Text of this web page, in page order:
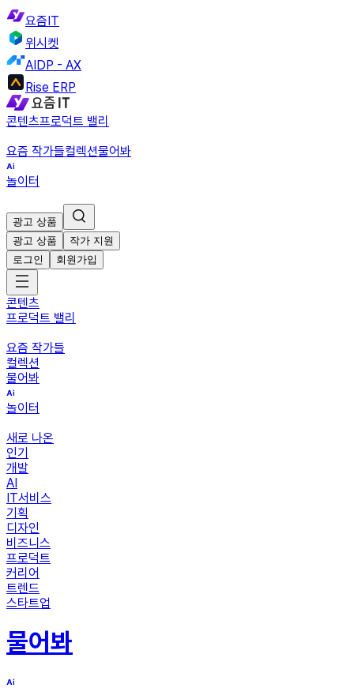
요즘IT
위시켓
AIDP - AX
Rise ERP
콘텐츠프로덕트 밸리
요즘 작가들컬렉션물어봐
놀이터
광고 상품
광고 상품
작가 지원
로그인
회원가입
콘텐츠
프로덕트 밸리
요즘 작가들
컬렉션
물어봐
놀이터
새로 나온
인기
개발
AI
IT서비스
기획
디자인
비즈니스
프로덕트
커리어
트렌드
스타트업
물어봐